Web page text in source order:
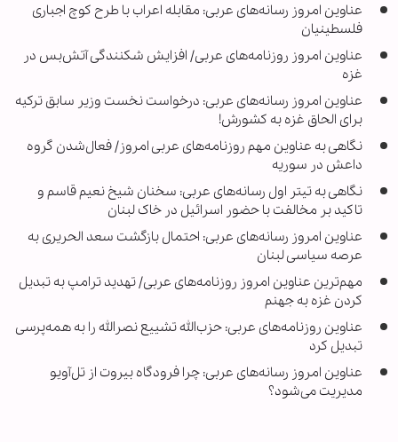
عناوین امروز رسانه‌های عربی: مقابله اعراب با طرح کوچ اجباری
فلسطینیان
عناوین امروز روزنامه‌های عربی/ افزایش شکنندگی آتش‌بس در
غزه
عناوین امروز رسانه‌های عربی: درخواست نخست وزیر سابق ترکیه
برای الحاق غزه به کشورش!
نگاهی به عناوین مهم روزنامه‌های عربی امروز/ فعال‌شدن گروه
داعش در سوریه
نگاهی به تیتر اول رسانه‌های عربی: سخنان شیخ نعیم قاسم و
تاکید بر مخالفت با حضور اسرائیل در خاک لبنان
عناوین امروز رسانه‌های عربی: احتمال بازگشت سعد الحریری به
عرصه سیاسی لبنان
مهم‌ترین عناوین امروز روزنامه‌های عربی/ تهدید ترامپ به تبدیل
کردن غزه به جهنم
عناوین روزنامه‌های عربی: حزب‌الله تشییع نصرالله را به همه‌پرسی
تبدیل کرد
عناوین امروز رسانه‌های عربی: چرا فرودگاه بیروت از تل‌آویو
مدیریت می‌شود؟